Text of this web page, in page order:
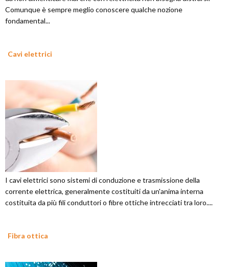
Comunque è sempre meglio conoscere qualche nozione
fondamental...
Cavi elettrici
I cavi elettrici sono sistemi di conduzione e trasmissione della
corrente elettrica, generalmente costituiti da un'anima interna
costituita da più fili conduttori o fibre ottiche intrecciati tra loro....
Fibra ottica